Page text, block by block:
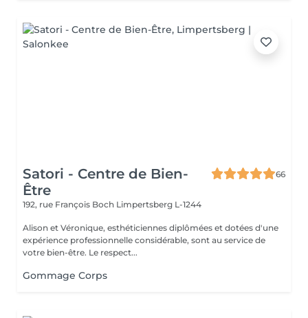
Satori - Centre de Bien-
Être
66
192, rue François Boch Limpertsberg L-1244
Alison et Véronique, esthéticiennes diplômées et dotées d'une
expérience professionnelle considérable, sont au service de
votre bien-être. Le respect...
Gommage Corps